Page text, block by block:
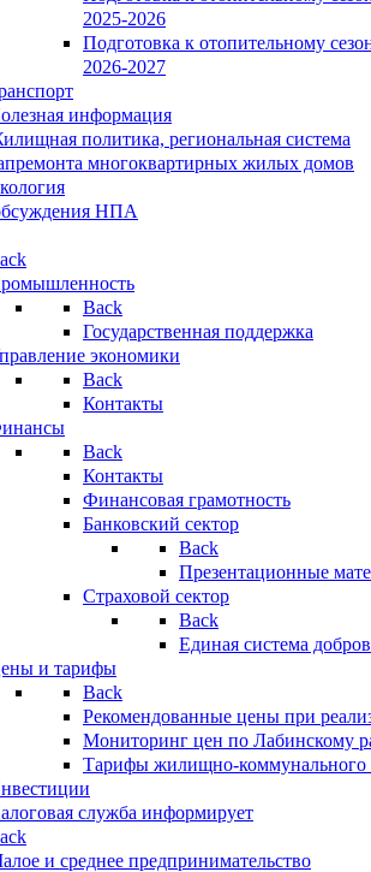
2025-2026
Подготовка к отопительному
2026-2027
информация
политика, региональная система
многоквартирных жилых домов
НПА
Back
Государственная поддержка
экономики
Back
Контакты
Back
Контакты
Финансовая грамотность
Банковский сектор
Back
Презентационные
Страховой сектор
Back
Единая система
и тарифы
Back
Рекомендованные цены при
Мониторинг цен по Лабинскому
Тарифы жилищно-коммунального
служба информирует
и среднее предпринимательство